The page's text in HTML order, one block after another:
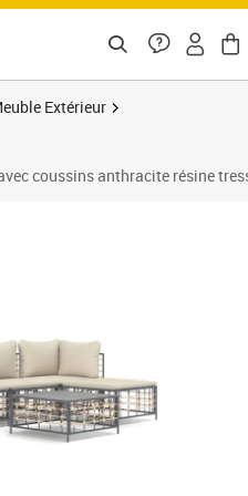
Extérieur
coussins anthracite résine